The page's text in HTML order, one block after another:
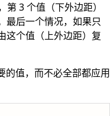
3 个值（下外边距）
最后一个情况，如果只
这个值（上外边距）复
的值，而不必全部都应用